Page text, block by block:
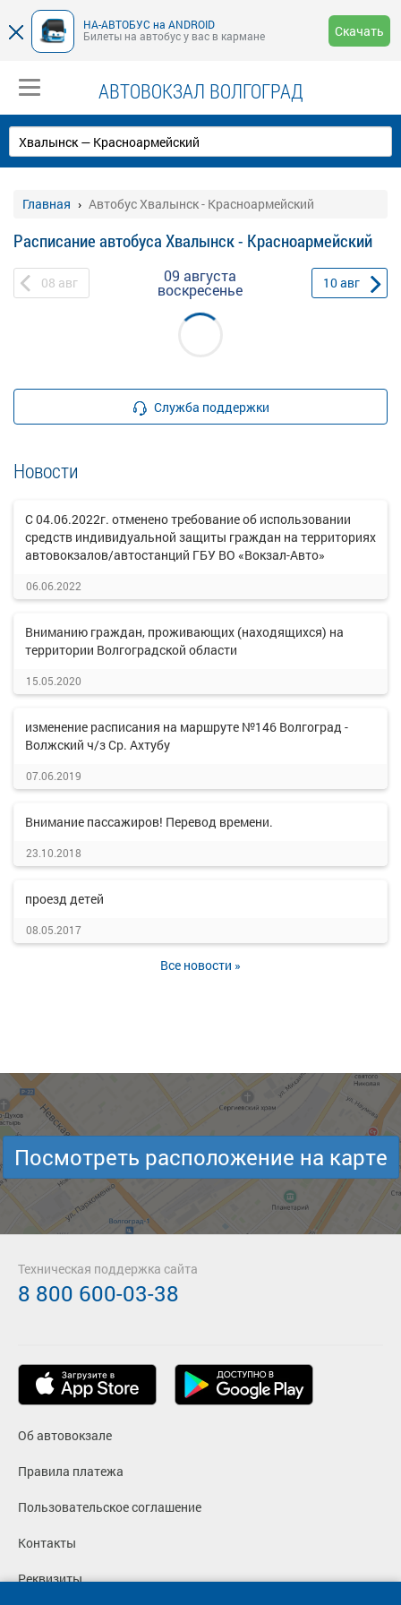
НА-АВТОБУС на ANDROID
Билеты на автобус у вас в кармане
Скачать
АВТОВОКЗАЛ ВОЛГОГРАД
Главная Автобус Хвалынск - Красноармейский
Расписание автобуса Хвалынск - Красноармейский
08 авг 09 августа
воскресенье 10авг
Служба поддержки
Новости
С 04.06.2022г. отменено требование об использовании
средств индивидуальной защиты граждан на территориях
автовокзалов/автостанций ГБУ ВО «Вокзал-Авто»
06.06.2022
Вниманию граждан, проживающих (находящихся) на
территории Волгоградской области
15.05.2020
изменение расписания на маршруте №146 Волгоград -
Волжский ч/з Ср. Ахтубу
07.06.2019
Внимание пассажиров! Перевод времени.
23.10.2018
проезд детей
08.05.2017
Все новости »
Посмотреть расположение на карте
Об автовокзале
Правила платежа
Пользовательское соглашение
Контакты
Реквизиты
Техническая поддержка сайта
8 800 600-03-38